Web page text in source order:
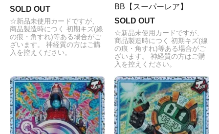
SOLD OUT
☆新品未使用カードですが、
商品製造時につく 初期キズ(線
の痕・角すれ)等ある場合がご
ざいます。 神経質の方はご購
入を控えください。
BB【スーパーレア】
SOLD OUT
☆新品未使用カードですが、
商品製造時につく 初期キズ(線
の痕・角すれ)等ある場合がご
ざいます。 神経質の方はご購
入を控えください。